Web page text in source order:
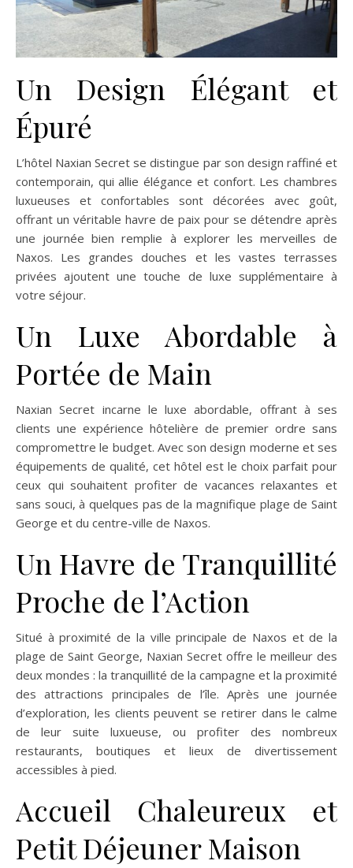
Un Design Élégant et
Épuré
L’hôtel Naxian Secret se distingue par son design raffiné et
contemporain, qui allie élégance et confort. Les chambres
luxueuses et confortables sont décorées avec goût,
offrant un véritable havre de paix pour se détendre après
une journée bien remplie à explorer les merveilles de
Naxos. Les grandes douches et les vastes terrasses
privées ajoutent une touche de luxe supplémentaire à
votre séjour.
Un Luxe Abordable à
Portée de Main
Naxian Secret incarne le luxe abordable, offrant à ses
clients une expérience hôtelière de premier ordre sans
compromettre le budget. Avec son design moderne et ses
équipements de qualité, cet hôtel est le choix parfait pour
ceux qui souhaitent profiter de vacances relaxantes et
sans souci, à quelques pas de la magnifique plage de Saint
George et du centre-ville de Naxos.
Un Havre de Tranquillité
Proche de l’Action
Situé à proximité de la ville principale de Naxos et de la
plage de Saint George, Naxian Secret offre le meilleur des
deux mondes : la tranquillité de la campagne et la proximité
des attractions principales de l’île. Après une journée
d’exploration, les clients peuvent se retirer dans le calme
de leur suite luxueuse, ou profiter des nombreux
restaurants, boutiques et lieux de divertissement
accessibles à pied.
Accueil Chaleureux et
Petit Déjeuner Maison